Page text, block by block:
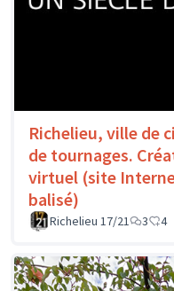
Richelieu, ville de
de tournages.
virtuel (site
balisé)
Richelieu 17/21 3 4